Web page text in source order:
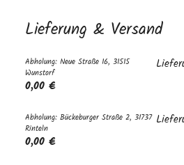
Lieferung & Versand
Abholung: Neue Straße 16, 31515
Wunstorf
0,00 €
Abholung: Bückeburger Straße 2, 31737
Rinteln
0,00 €